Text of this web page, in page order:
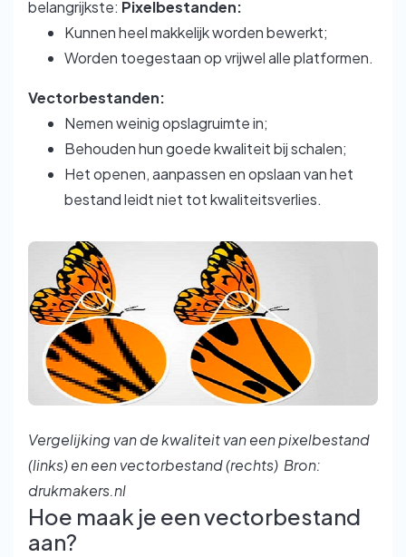
belangrijkste: Pixelbestanden:
Kunnen heel makkelijk worden bewerkt;
Worden toegestaan op vrijwel alle platformen.
Vectorbestanden:
Nemen weinig opslagruimte in;
Behouden hun goede kwaliteit bij schalen;
Het openen, aanpassen en opslaan van het
bestand leidt niet tot kwaliteitsverlies.
Vergelijking van de kwaliteit van een pixelbestand
(links) en een vectorbestand (rechts) Bron:
drukmakers.nl
Hoe maak je een vectorbestand
aan?